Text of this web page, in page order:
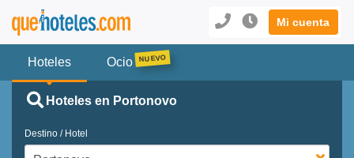
Mi cuenta
Hoteles Ocio
Hoteles en Portonovo
Destino / Hotel